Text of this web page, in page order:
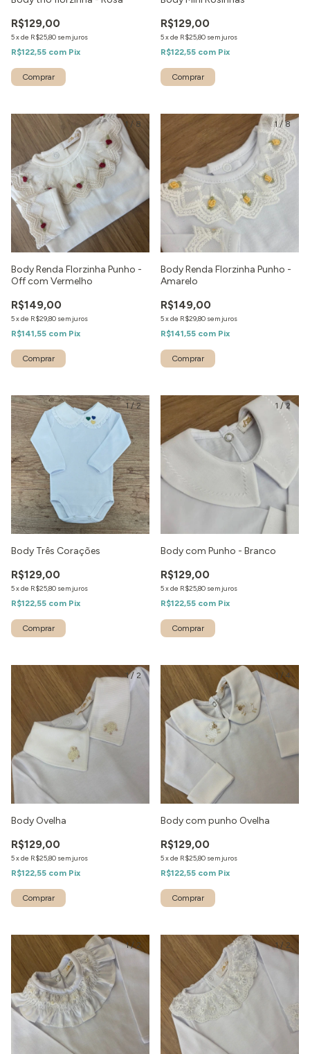
R$129,00
5xde R$25,80 sem juros
R$122,55 com Pix
Comprar
R$129,00
5xde R$25,80 sem juros
R$122,55 com Pix
1 / 8
Body Renda Florzinha Punho -
Off com Vermelho
R$149,00
5xde R$29,80 sem juros
R$141,55 com Pix
1/8
Body Renda Florzinha Punho -
Amarelo
R$149,00
5xde R$29,80 sem juros
R$141,55 com Pix
1/2
Body Três Corações
R$129,00
5xde R$25,80 sem juros
R$122,55 com Pix
1 /2
Body com Punho - Branco
R$129,00
5xde R$25,80 sem juros
R$122,55 com Pix
1/ 2
Body Ovelha
R$129,00
5xde R$25,80 sem juros
R$122,55 com Pix
1 / 4
Body com punho Ovelha
R$129,00
5xde R$25,80 sem juros
R$122,55 com Pix
1/ 2 1 / 2